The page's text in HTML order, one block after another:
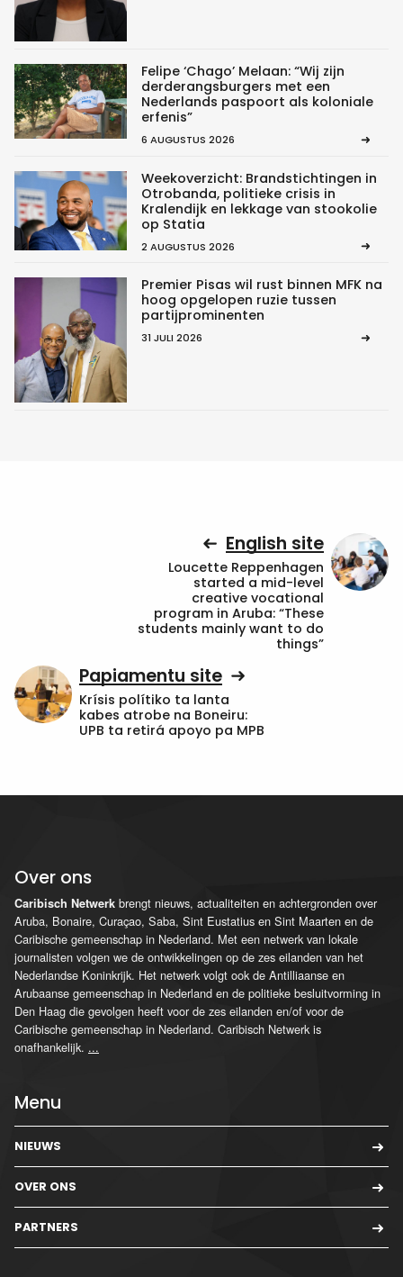
Felipe ‘Chago’ Melaan: “Wij zijn
derderangsburgers met een
Nederlands paspoort als koloniale
erfenis”
6 AUGUSTUS 2026
Weekoverzicht: Brandstichtingen in
Otrobanda, politieke crisis in
Kralendijk en lekkage van stookolie
op Statia
2 AUGUSTUS 2026
Premier Pisas wil rust binnen MFK na
hoog opgelopen ruzie tussen
partijprominenten
31 JULI 2026
English site
Loucette Reppenhagen
started a mid-level
creative vocational
program in Aruba: “These
students mainly want to do
things”
Papiamentu site
Krísis polítiko ta lanta
kabes atrobe na Boneiru:
UPB ta retirá apoyo pa MPB
Over ons
Caribisch Netwerk brengt nieuws, actualiteiten en achtergronden over
Aruba, Bonaire, Curaçao, Saba, Sint Eustatius en Sint Maarten en de
Caribische gemeenschap in Nederland. Met een netwerk van lokale
journalisten volgen we de ontwikkelingen op de zes eilanden van het
Nederlandse Koninkrijk. Het netwerk volgt ook de Antilliaanse en
Arubaanse gemeenschap in Nederland en de politieke besluitvorming in
Den Haag die gevolgen heeft voor de zes eilanden en/of voor de
Caribische gemeenschap in Nederland. Caribisch Netwerk is
onafhankelijk. ...
Menu
NIEUWS
OVER ONS
PARTNERS